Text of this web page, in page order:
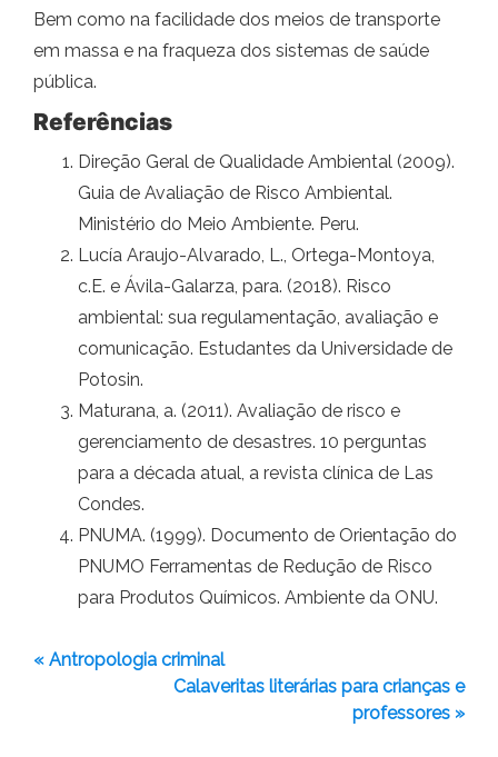
Bem como na facilidade dos meios de transporte
em massa e na fraqueza dos sistemas de saúde
pública.
Referências
Direção Geral de Qualidade Ambiental (2009).
Guia de Avaliação de Risco Ambiental.
Ministério do Meio Ambiente. Peru.
Lucía Araujo-Alvarado, L., Ortega-Montoya,
c.E. e Ávila-Galarza, para. (2018). Risco
ambiental: sua regulamentação, avaliação e
comunicação. Estudantes da Universidade de
Potosin.
Maturana, a. (2011). Avaliação de risco e
gerenciamento de desastres. 10 perguntas
para a década atual, a revista clínica de Las
Condes.
PNUMA. (1999). Documento de Orientação do
PNUMO Ferramentas de Redução de Risco
para Produtos Químicos. Ambiente da ONU.
« Antropologia criminal
Calaveritas literárias para crianças e
professores »